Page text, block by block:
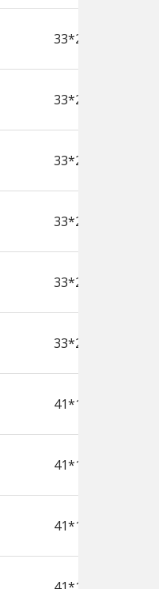
33*23.5*29.5
33*23.5*29.5
33*23.5*29.5
33*23.5*29.5
33*23.5*29.5
33*23.5*29.5
41*19.3*26.5
41*19.3*26.5
41*19.3*26.5